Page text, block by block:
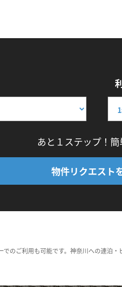
あと１ステップ！簡
物件リクエスト
のご利用も可能です。神奈川への連泊